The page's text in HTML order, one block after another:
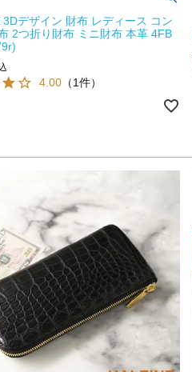
3Dデザイン 財布 レディース コン
2つ折り財布 ミニ財布 本革 4FB
4.00 （1件）